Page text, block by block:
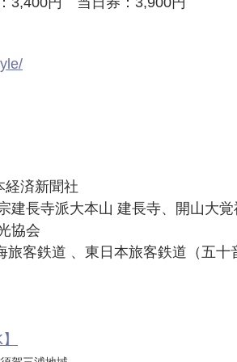
経済新聞社
建長寺派大本山 建長寺、開山大
協会
旅客鉄道 、東日本旅客鉄道（五十